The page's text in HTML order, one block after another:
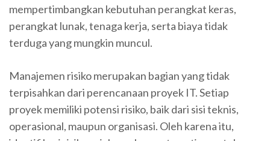
mempertimbangkan kebutuhan perangkat keras,
perangkat lunak, tenaga kerja, serta biaya tidak
terduga yang mungkin muncul.
Manajemen risiko merupakan bagian yang tidak
terpisahkan dari perencanaan proyek IT. Setiap
proyek memiliki potensi risiko, baik dari sisi teknis,
operasional, maupun organisasi. Oleh karena itu,